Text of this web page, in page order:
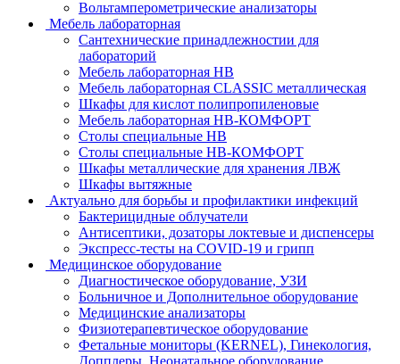
Вольтамперометрические анализаторы
Мебель лабораторная
Сантехнические принадлежностии для
лабораторий
Мебель лабораторная НВ
Мебель лабораторная CLASSIC металлическая
Шкафы для кислот полипропиленовые
Мебель лабораторная НВ-КОМФОРТ
Столы специальные НВ
Столы специальные НВ-КОМФОРТ
Шкафы металлические для хранения ЛВЖ
Шкафы вытяжные
Актуально для борьбы и профилактики инфекций
Бактерицидные облучатели
Антисептики, дозаторы локтевые и диспенсеры
Экспресс-тесты на COVID-19 и грипп
Медицинское оборудование
Диагностическое оборудование, УЗИ
Больничное и Дополнительное оборудование
Медицинские анализаторы
Физиотерапевтическое оборудование
Фетальные мониторы (KERNEL), Гинекология,
Допплеры, Неонатальное оборудование